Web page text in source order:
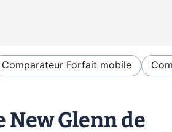
Comparateur Forfait mobile
New Glenn de